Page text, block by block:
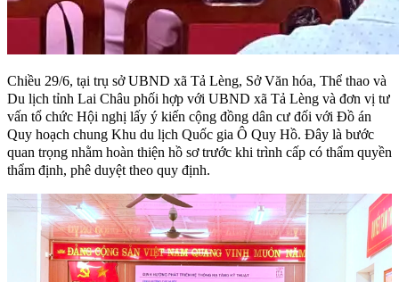
Chiều 29/6, tại trụ sở UBND xã Tả Lèng, Sở Văn hóa, Thể thao và
Du lịch tỉnh Lai Châu phối hợp với UBND xã Tả Lèng và đơn vị tư
vấn tổ chức Hội nghị lấy ý kiến cộng đồng dân cư đối với Đồ án
Quy hoạch chung Khu du lịch Quốc gia Ô Quy Hồ. Đây là bước
quan trọng nhằm hoàn thiện hồ sơ trước khi trình cấp có thẩm quyền
thẩm định, phê duyệt theo quy định.